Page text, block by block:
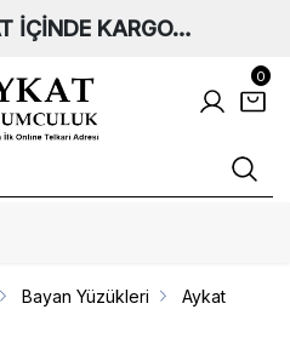
İÇİNDE KARGO…
0
Bayan Yüzükleri Aykat